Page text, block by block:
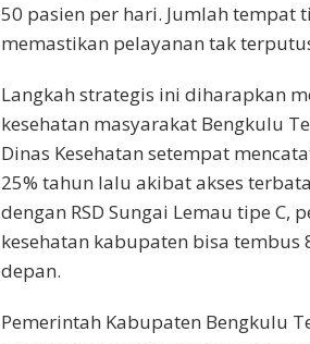
50 pasien per hari. Jumlah tempat
memastikan pelayanan tak
Langkah strategis ini diharapkan
kesehatan masyarakat Bengkulu
Dinas Kesehatan setempat
25% tahun lalu akibat akses
dengan RSD Sungai Lemau tipe
kesehatan kabupaten bisa
depan.
Pemerintah Kabupaten Bengkulu